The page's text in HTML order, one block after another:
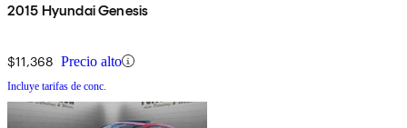
2015 Hyundai Genesis
$11,368 Precio alto
Incluye tarifas de conc.